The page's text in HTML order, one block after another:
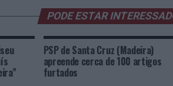
PODE ESTAR
PSP de Santa Cruz (Madeira)
apreende cerca de 100 artigos
furtados